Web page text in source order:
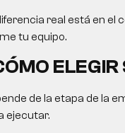
real está en el
tu equipo.
de la etapa de la
ejecutar.